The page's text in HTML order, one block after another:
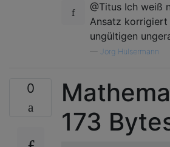
@Titus Ich weiß
Ansatz korrigiert
ungültigen
Jörg Hülsermann
0
173